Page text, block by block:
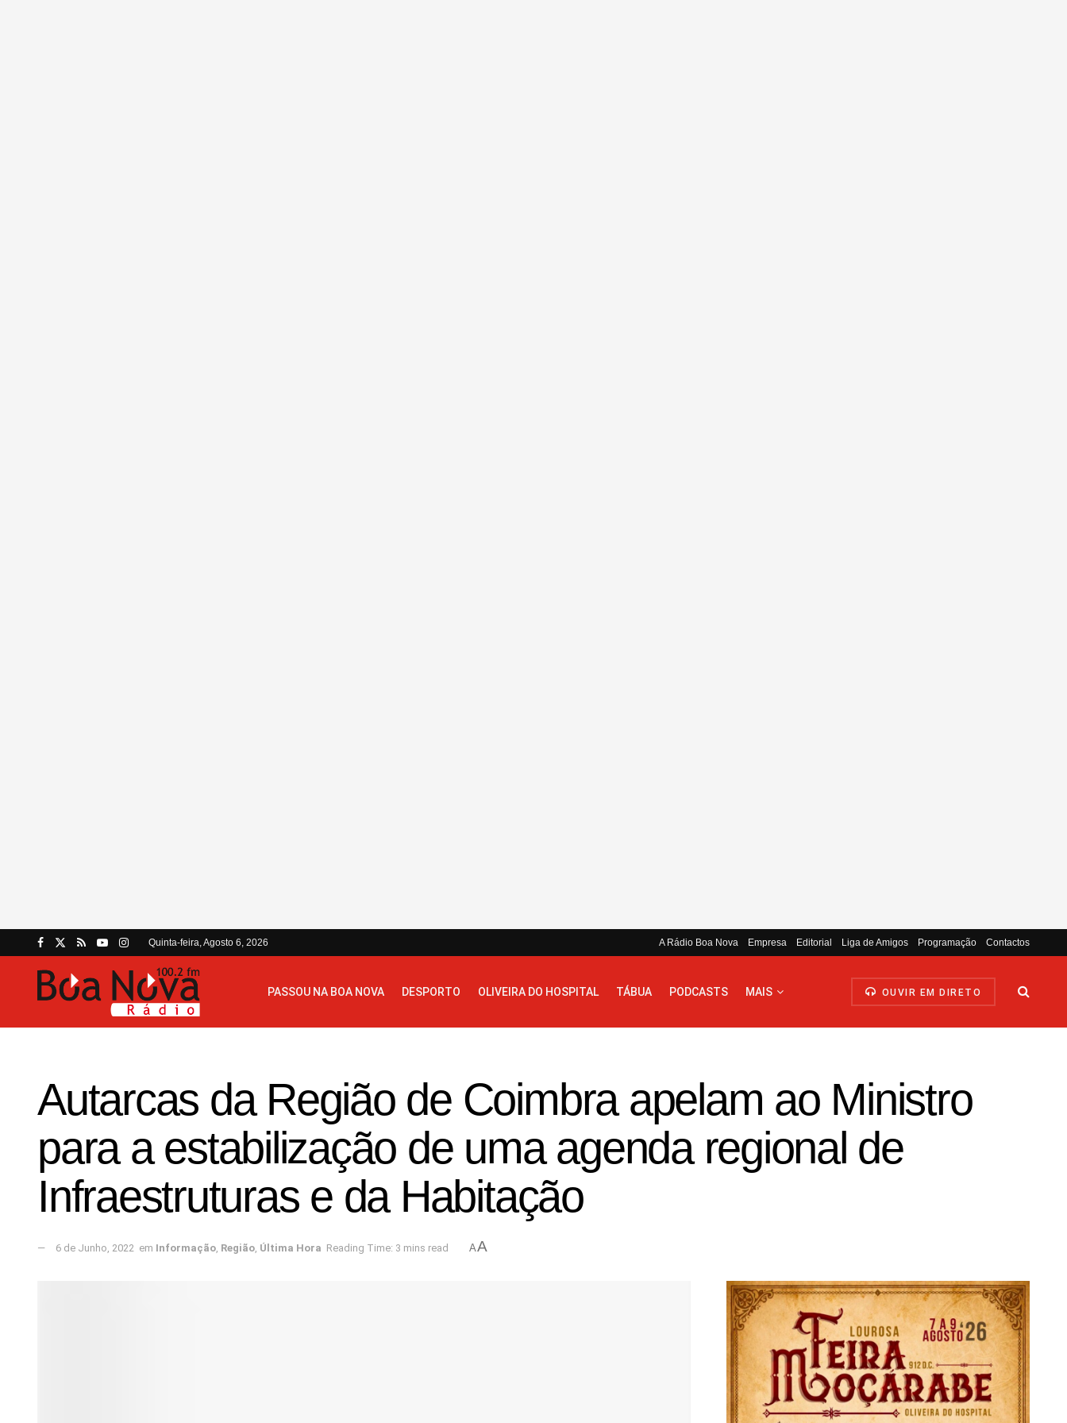
Quinta-feira, Agosto 6, 2026 A Rádio Boa Nova Empresa Editorial Liga de Amigos Programação Contactos
PASSOU NA BOA NOVA DESPORTO OLIVEIRA DO HOSPITAL TÁBUA PODCASTS MAIS OUVIR EM DIRETO
Autarcas da Região de Coimbra apelam ao Ministro
para a estabilização de uma agenda regional de
Infraestruturas e da Habitação
6 de Junho, 2022 em Informação, Região, Última Hora Reading Time: 3 mins read AA